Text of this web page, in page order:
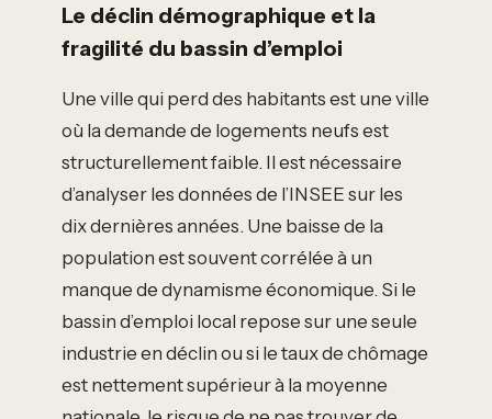
Le déclin démographique et la
fragilité du bassin d’emploi
Une ville qui perd des habitants est une ville
où la demande de logements neufs est
structurellement faible. Il est nécessaire
d’analyser les données de l’INSEE sur les
dix dernières années. Une baisse de la
population est souvent corrélée à un
manque de dynamisme économique. Si le
bassin d’emploi local repose sur une seule
industrie en déclin ou si le taux de chômage
est nettement supérieur à la moyenne